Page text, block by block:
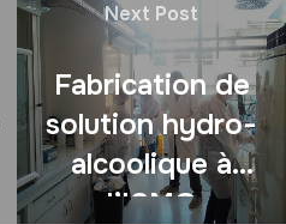
Next Post
Fabrication de
solution hydro-
alcoolique à
l’ISMO